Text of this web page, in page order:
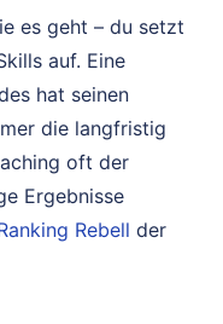
es geht – du setzt
auf. Eine
hat seinen
die langfristig
oft der
Ergebnisse
Rebell der